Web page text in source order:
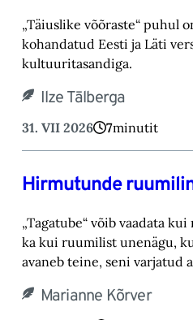
„Täiuslike võõraste“ puhul
kohandatud Eesti ja Läti
kultuuritasandiga.
Ilze Tālberga
31. VII 2026 7minutit
Hirmutunde
„Tagatube“ võib vaadata
ka kui ruumilist unenägu,
avaneb teine, seni
Marianne Kõrver